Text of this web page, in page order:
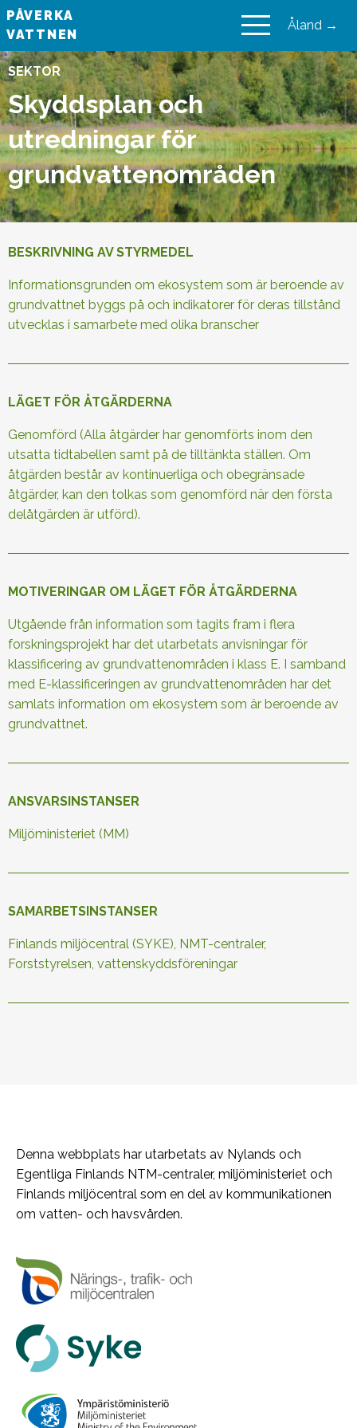
PÅVERKA
VATTNEN
Åland →
SEKTOR
Skyddsplan och
utredningar för
grundvattenområden
BESKRIVNING AV STYRMEDEL
Informationsgrunden om ekosystem som är beroende av
grundvattnet byggs på och indikatorer för deras tillstånd
utvecklas i samarbete med olika branscher
LÄGET FÖR ÅTGÄRDERNA
Genomförd (Alla åtgärder har genomförts inom den
utsatta tidtabellen samt på de tilltänkta ställen. Om
åtgärden består av kontinuerliga och obegränsade
åtgärder, kan den tolkas som genomförd när den första
delåtgärden är utförd).
MOTIVERINGAR OM LÄGET FÖR ÅTGÄRDERNA
Utgående från information som tagits fram i flera
forskningsprojekt har det utarbetats anvisningar för
klassificering av grundvattenområden i klass E. I samband
med E-klassificeringen av grundvattenområden har det
samlats information om ekosystem som är beroende av
grundvattnet.
ANSVARSINSTANSER
Miljöministeriet (MM)
SAMARBETSINSTANSER
Finlands miljöcentral (SYKE), NMT-centraler,
Forststyrelsen, vattenskyddsföreningar
Denna webbplats har utarbetats av Nylands och
Egentliga Finlands NTM-centraler, miljöministeriet och
Finlands miljöcentral som en del av kommunikationen
om vatten- och havsvården.